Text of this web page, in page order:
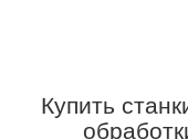
Купить